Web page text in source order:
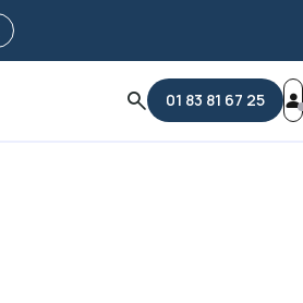
01 83 81 67 25